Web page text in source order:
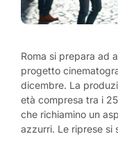
Roma si prepara ad
progetto
dicembre. La
età compresa tra i
che richiamino un
azzurri. Le riprese si